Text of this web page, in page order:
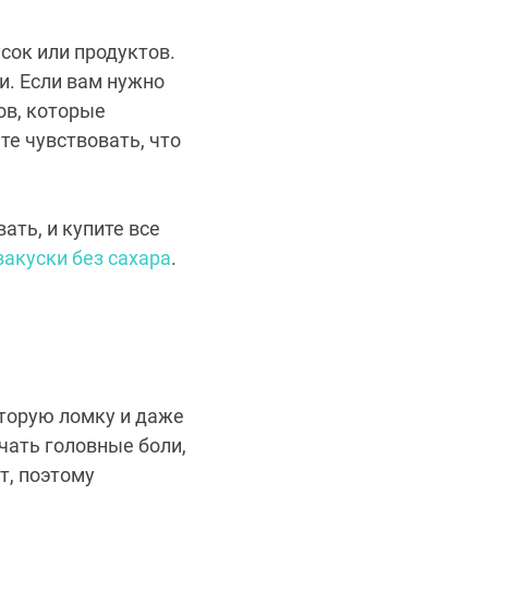
или продуктов.
Если вам нужно
которые
чувствовать, что
и купите все
без сахара.
ломку и даже
головные боли,
поэтому